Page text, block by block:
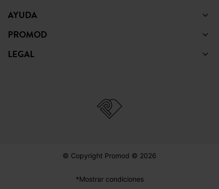
AYUDA
PROMOD
LEGAL
© Copyright Promod © 2026
*Mostrar condiciones